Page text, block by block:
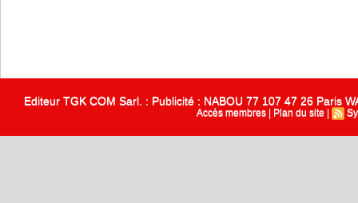
Editeur TGK COM Sarl. : Publicité : NABOU 77 107 47 26 Paris
Accès membres Plan du site